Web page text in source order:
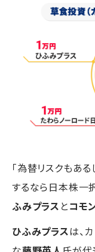
「為替リスクもあ
するなら日本株一
ふみプラス とコモ
ひふみプラスは、